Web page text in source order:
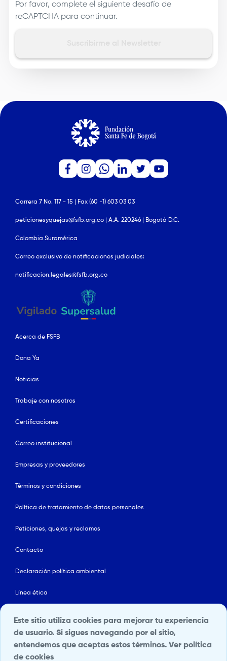
Por favor, complete el siguiente desafío de
reCAPTCHA para continuar.
Carrera 7 No. 117 - 15 | Fax (60 -1) 603 03 03
peticionesyquejas@fsfb.org.co | A.A. 220246 | Bogotá D.C.
Colombia Suramérica
Correo exclusivo de notificaciones judiciales:
notificacion.legales@fsfb.org.co
Acerca de FSFB
Dona Ya
Noticias
Trabaje con nosotros
Certificaciones
Correo institucional
Empresas y proveedores
Términos y condiciones
Política de tratamiento de datos personales
Peticiones, quejas y reclamos
Contacto
Declaración política ambiental
Línea ética
Política de Seguridad y Salud en el Trabajo
Portal Terceros
Este sitio utiliza cookies para mejorar tu experiencia
de usuario. Si sigues navegando por el sitio,
entendemos que aceptas estos términos.Ver política
de cookies